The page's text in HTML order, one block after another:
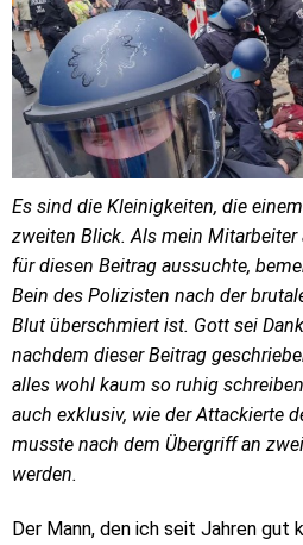
Es sind die Kleinigkeiten, die
zweiten Blick. Als mein
für diesen Beitrag aussuchte,
Bein des Polizisten nach der
Blut überschmiert ist. Gott sei
nachdem dieser Beitrag
alles wohl kaum so ruhig
auch exklusiv, wie der Attackierte
musste nach dem Übergriff an
werden.
Der Mann, den ich seit Jahren gut